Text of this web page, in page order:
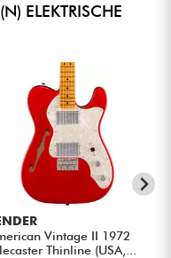
ELEKTRISCHE
Vintage II 1972
Thinline (USA,...